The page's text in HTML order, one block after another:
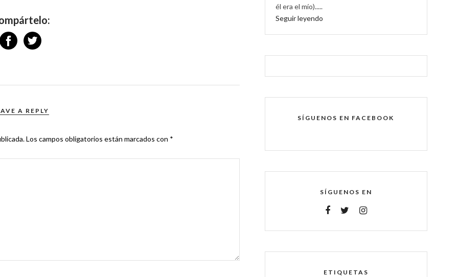
A REPLY
Los campos obligatorios están marcados con *
él era el mío).....
Seguir leyendo
SÍGUENOS EN FACEBOOK
SÍGUENOS EN
ETIQUETAS